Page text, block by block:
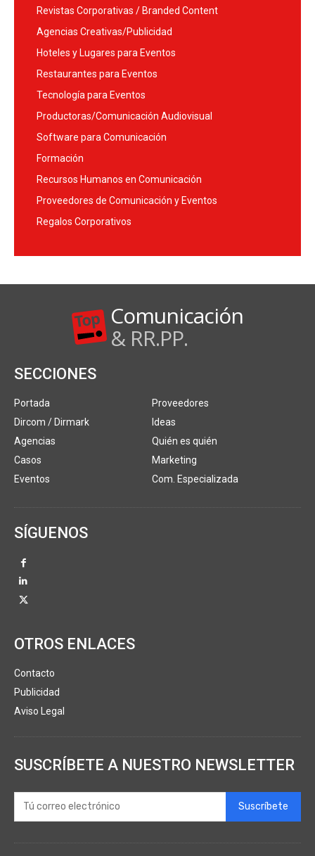
Revistas Corporativas / Branded Content
Agencias Creativas/Publicidad
Hoteles y Lugares para Eventos
Restaurantes para Eventos
Tecnología para Eventos
Productoras/Comunicación Audiovisual
Software para Comunicación
Formación
Recursos Humanos en Comunicación
Proveedores de Comunicación y Eventos
Regalos Corporativos
Comunicación
& RR.PP.
SECCIONES
Portada
Dircom / Dirmark
Agencias
Casos
Eventos
Proveedores
Ideas
Quién es quién
Marketing
Com. Especializada
SÍGUENOS
OTROS ENLACES
Contacto
Publicidad
Aviso Legal
SUSCRÍBETE A NUESTRO NEWSLETTER
Suscríbete